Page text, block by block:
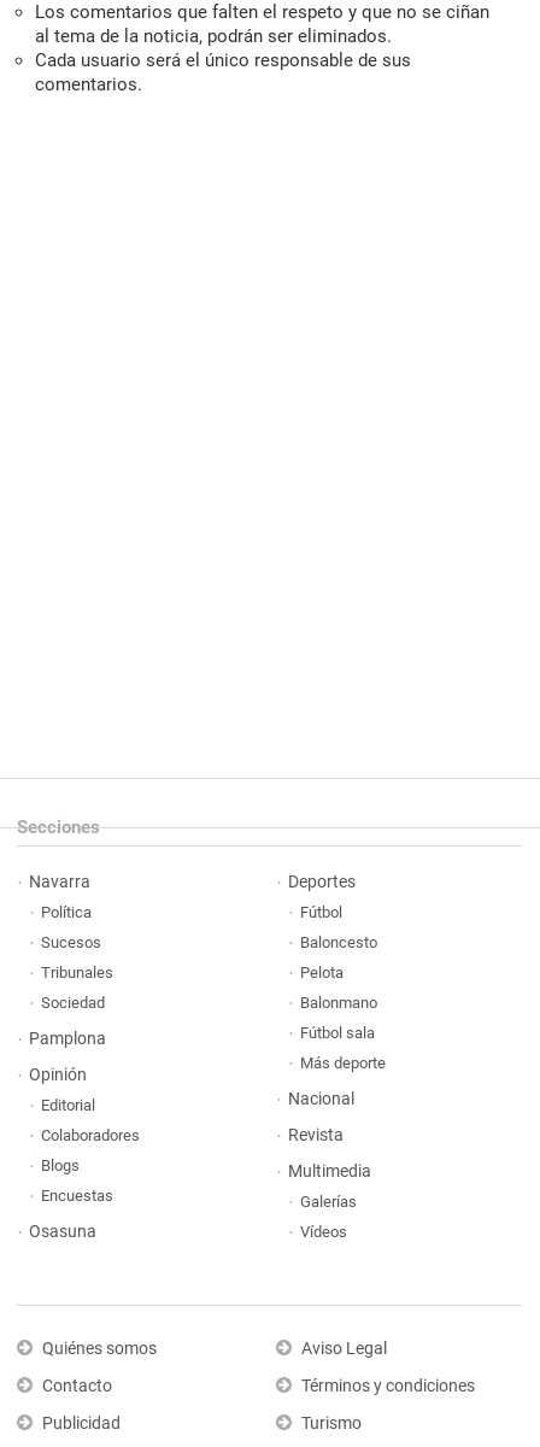
Los comentarios que falten el respeto y que no se ciñan
al tema de la noticia, podrán ser eliminados.
Cada usuario será el único responsable de sus
comentarios.
Secciones
Navarra
Política
Sucesos
Tribunales
Sociedad
Pamplona
Opinión
Editorial
Colaboradores
Blogs
Encuestas
Osasuna
Deportes
Fútbol
Baloncesto
Pelota
Balonmano
Fútbol sala
Más deporte
Nacional
Revista
Multimedia
Galerías
Vídeos
Quiénes somos
Contacto
Publicidad
Aviso Legal
Términos y condiciones
Turismo